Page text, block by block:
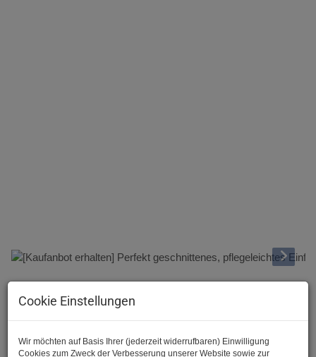
Beschreibung
Hallo und herzlich Willkommen bei der JA Maklerei :)
Cookie Einstellungen
Wir möchten auf Basis Ihrer (jederzeit widerrufbaren) Einwilligung
Cookies zum Zweck der Verbesserung unserer Website sowie zur